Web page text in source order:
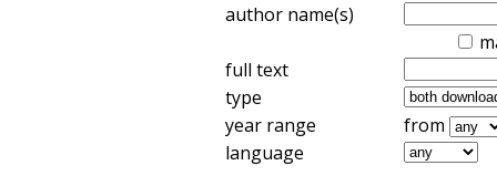
author name(s)
full text
type
year range
from
language